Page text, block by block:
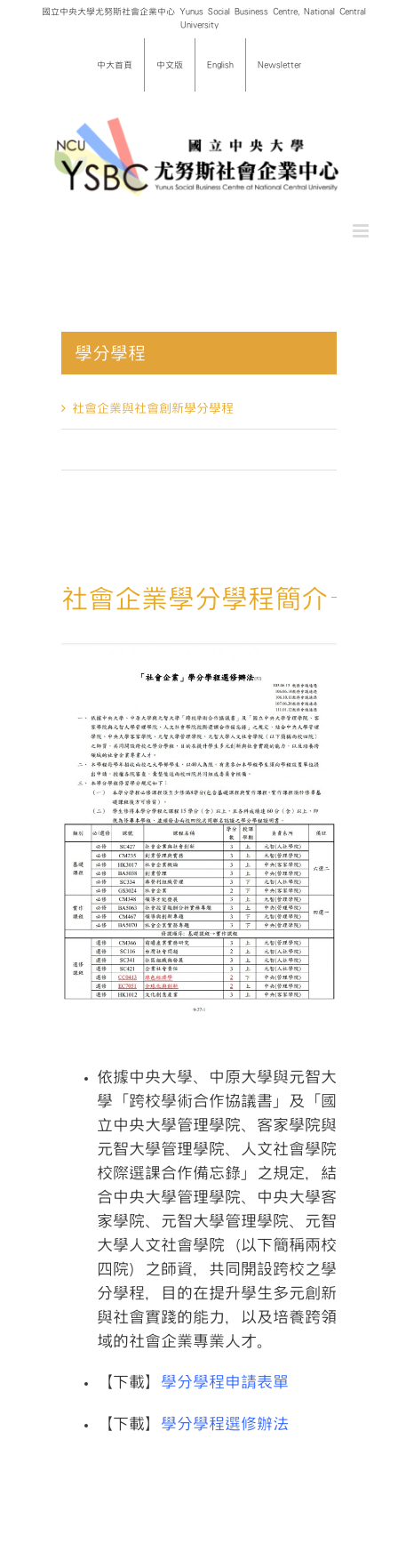
國立中央大學尤努斯社會企業中心 Yunus Social Business Centre, National Central
University
中大首頁 中文版 English Newsletter
社會企業學分學程簡介
依據中央大學、中原大學與元智大
學「跨校學術合作協議書」及「國
立中央大學管理學院、客家學院與
元智大學管理學院、人文社會學院
校際選課合作備忘錄」之規定，結
合中央大學管理學院、中央大學客
家學院、元智大學管理學院、元智
大學人文社會學院（以下簡稱兩校
四院）之師資，共同開設跨校之學
分學程，目的在提升學生多元創新
與社會實踐的能力，以及培養跨領
域的社會企業專業人才。
【下載】 學分學程申請表單
【下載】 學分學程選修辦法
學分學程
社會企業與社會創新學分學程